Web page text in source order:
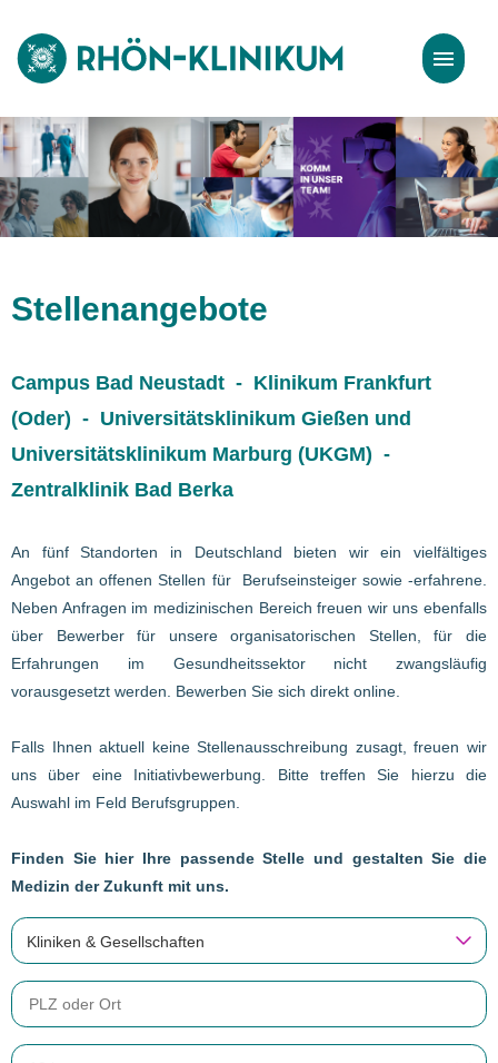
Stellenangebote
Bewerbungstipps
Stellenangebote
Campus Bad Neustadt - Klinikum Frankfurt
(Oder) - Universitätsklinikum Gießen und
Universitätsklinikum Marburg (UKGM) -
Zentralklinik Bad Berka
An fünf Standorten in Deutschland bieten wir ein vielfältiges
Angebot an offenen Stellen für Berufseinsteiger sowie -erfahrene.
Neben Anfragen im medizinischen Bereich freuen wir uns ebenfalls
über Bewerber für unsere organisatorischen Stellen, für die
Erfahrungen im Gesundheitssektor nicht zwangsläufig
vorausgesetzt werden. Bewerben Sie sich direkt online.
Falls Ihnen aktuell keine Stellenausschreibung zusagt, freuen wir
uns über eine Initiativbewerbung. Bitte treffen Sie hierzu die
Auswahl im Feld Berufsgruppen.
Finden Sie hier Ihre passende Stelle und gestalten Sie die
Medizin der Zukunft mit uns.
Kliniken & Gesellschaften